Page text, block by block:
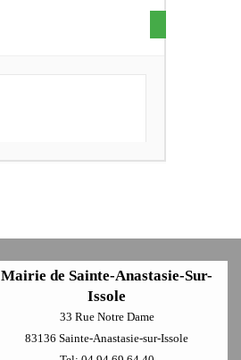
Mairie de Sainte-Anastasie-Sur-
Issole
33 Rue Notre Dame
83136 Sainte-Anastasie-sur-Issole